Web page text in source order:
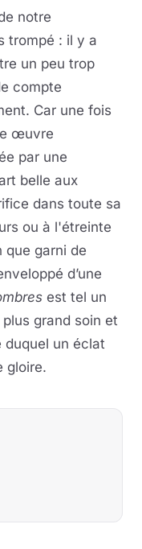
notre
trompé : il y a
un peu trop
compte
Car une fois
œuvre
par une
belle aux
dans toute sa
ou à l'étreinte
que garni de
d’une
est tel un
grand soin et
un éclat
gloire.